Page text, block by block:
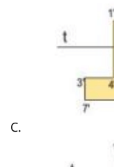
C.